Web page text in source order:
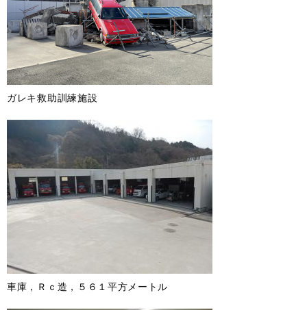
ガレキ救助訓練施設
車庫，Ｒｃ造，５６１平方メートル